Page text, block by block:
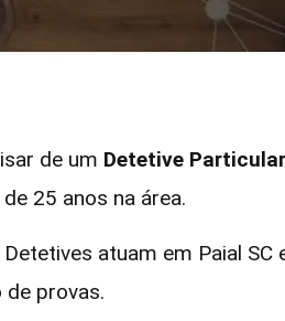
de um Detetive
25 anos na área.
atuam em Paial
de provas.